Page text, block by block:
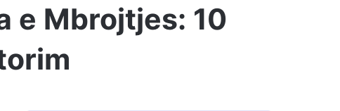
e Mbrojtjes: 10